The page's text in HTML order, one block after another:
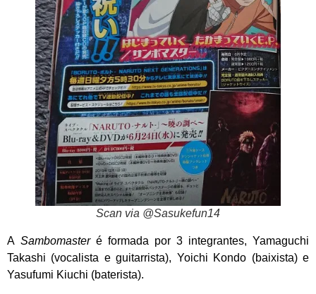
Scan via @Sasukefun14
A Sambomasteré formada por 3 integrantes, Yamaguchi
Takashi (vocalista e guitarrista), Yoichi Kondo (baixista) e
Yasufumi Kiuchi (baterista).